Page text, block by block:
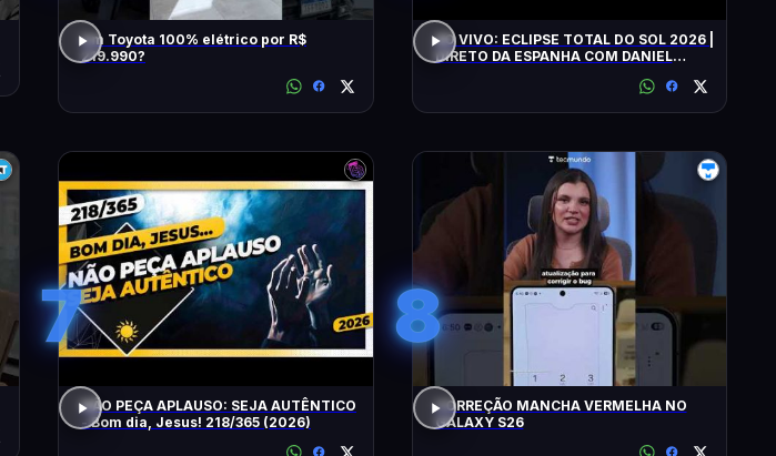
Um Toyota 100% elétrico por R$
219.990?
AO VIVO: ECLIPSE TOTAL DO SOL 2026 |
DIRETO DA ESPANHA COM DANIEL
7
NÃO PEÇA APLAUSO: SEJA AUTÊNTICO
- Bom dia, Jesus! 218/365 (2026)
8
CORREÇÃO MANCHA VERMELHA NO
GALAXY S26